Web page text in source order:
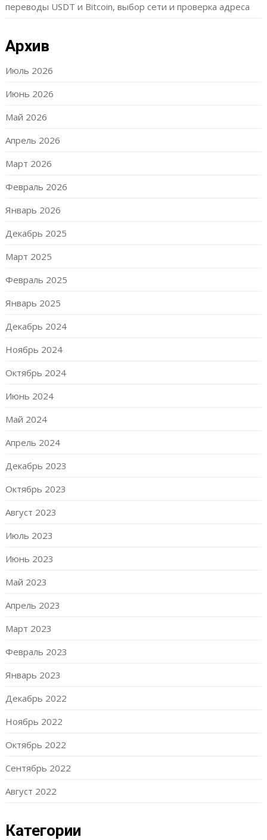
переводы USDT и Bitcoin, выбор сети и проверка адреса
Архив
Июль 2026
Июнь 2026
Май 2026
Апрель 2026
Март 2026
Февраль 2026
Январь 2026
Декабрь 2025
Март 2025
Февраль 2025
Январь 2025
Декабрь 2024
Ноябрь 2024
Октябрь 2024
Июнь 2024
Май 2024
Апрель 2024
Декабрь 2023
Октябрь 2023
Август 2023
Июль 2023
Июнь 2023
Май 2023
Апрель 2023
Март 2023
Февраль 2023
Январь 2023
Декабрь 2022
Ноябрь 2022
Октябрь 2022
Сентябрь 2022
Август 2022
Категории